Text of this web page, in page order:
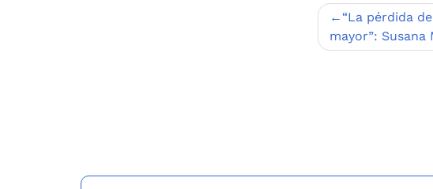
Navegación
de
“La pérdida
mayor”: Susana